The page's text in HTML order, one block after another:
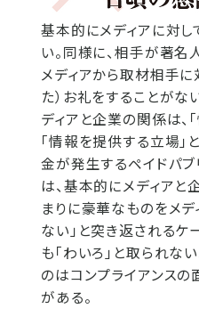
基本的にメディアに対し
い。同様に、相手が著名
メディアから取材相手に
た）お礼をすることがな
ディアと企業の関係は、
「情報を提供する立場」
金が発生するペイドパ
は、基本的にメディアと
まりに豪華なものをメ
ない」と突き返されるケ
も「わいろ」と取られな
のはコンプライアンス
がある。